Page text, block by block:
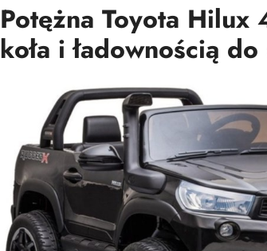
Potężna Toyota
koła i ładownością